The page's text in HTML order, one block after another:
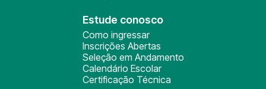
Estude conosco
Como ingressar
Inscrições Abertas
Seleção em Andamento
Calendário Escolar
Certificação Técnica